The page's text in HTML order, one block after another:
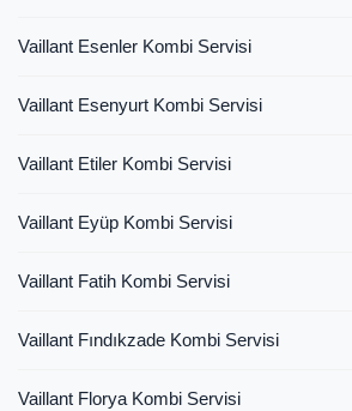
Vaillant Esenler Kombi Servisi
Vaillant Esenyurt Kombi Servisi
Vaillant Etiler Kombi Servisi
Vaillant Eyüp Kombi Servisi
Vaillant Fatih Kombi Servisi
Vaillant Fındıkzade Kombi Servisi
Vaillant Florya Kombi Servisi